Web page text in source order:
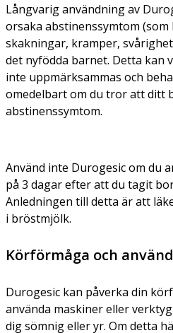
Långvarig användning av
orsaka abstinenssymtom
skakningar, kramper,
det nyfödda barnet. Detta kan
inte uppmärksammas och
omedelbart om du tror att ditt
abstinenssymtom.
Använd inte Durogesic om du
på 3 dagar efter att du tagit
Anledningen till detta är att
i bröstmjölk.
Körförmåga och
Durogesic kan påverka din
använda maskiner eller
dig sömnig eller yr. Om detta